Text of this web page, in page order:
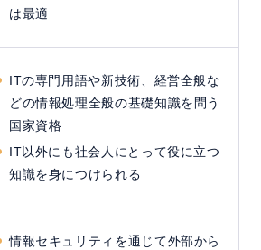
は最適
ITの専門用語や新技術、経営全般な
どの情報処理全般の基礎知識を問う
国家資格
IT以外にも社会人にとって役に立つ
知識を身につけられる
情報セキュリティを通じて外部から